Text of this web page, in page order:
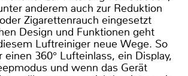
anderem auch zur Reduktion
Zigarettenrauch eingesetzt
Design und Funktionen geht
Luftreiniger neue Wege. So
360° Lufteinlass, ein Display,
und wenn das Gerät